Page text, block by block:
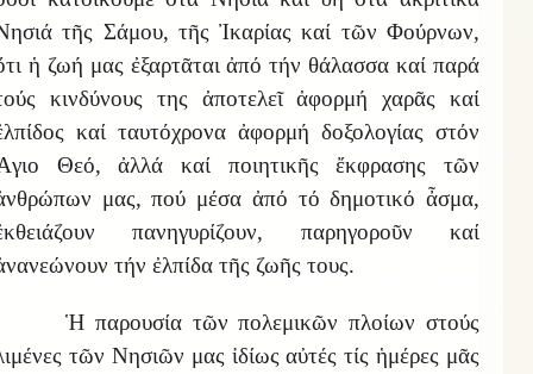
τῆς Σάμου, τῆς Ἰκαρίας καί τῶν Φούρνων,
ἡ ζωή μας ἐξαρτᾶται ἀπό τήν θάλασσα καί παρά
κινδύνους της ἀποτελεῖ ἀφορμή χαρᾶς καί
καί ταυτόχρονα ἀφορμή δοξολογίας στόν
Θεό, ἀλλά καί ποιητικῆς ἔκφρασης τῶν
μας, πού μέσα ἀπό τό δημοτικό ἆσμα,
πανηγυρίζουν, παρηγοροῦν καί
τήν ἐλπίδα τῆς ζωῆς τους.
Ἡ παρουσία τῶν πολεμικῶν πλοίων στούς
τῶν Νησιῶν μας ἰδίως αὐτές τίς ἡμέρες μᾶς